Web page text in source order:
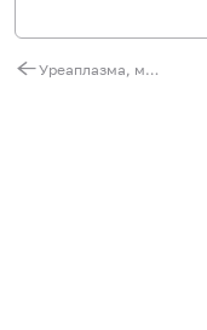
Уреаплазма, микоплазма, определение вида